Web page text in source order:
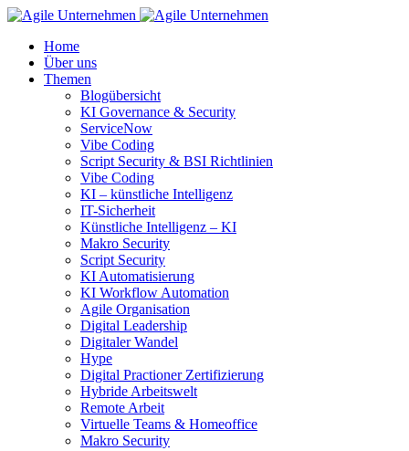
Home
Über uns
Themen
Blogübersicht
KI Governance & Security
ServiceNow
Vibe Coding
Script Security & BSI Richtlinien
Vibe Coding
KI – künstliche Intelligenz
IT-Sicherheit
Künstliche Intelligenz – KI
Makro Security
Script Security
KI Automatisierung
KI Workflow Automation
Agile Organisation
Digital Leadership
Digitaler Wandel
Hype
Digital Practioner Zertifizierung
Hybride Arbeitswelt
Remote Arbeit
Virtuelle Teams & Homeoffice
Makro Security